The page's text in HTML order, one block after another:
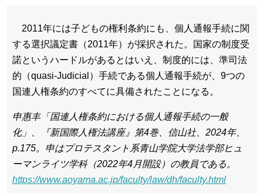
2011年には子どもの権利条約にも、個人通報手続に関
する選択議定書（2011年）が採択された。国家の制度受
諾というハードルがあるとはいえ、制度的には、準司法
的（quasi-Judicial）手続である個人通報手続が、9つの
国連人権条約のすべてに具備されたことになる。
申惠丰「国連人権条約における個人通報手続の一般
化」、『新国際人権法講座』第4巻、信山社、2024年、
p.175。申はプロテスタント系青山学院大学法学部ヒュ
ーマンライツ学科（2022年4月開設）の教員である。
https://www.aoyama.ac.jp/faculty/law/dh/faculty.html